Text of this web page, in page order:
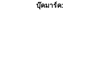
บุ๊คมาร์ค: